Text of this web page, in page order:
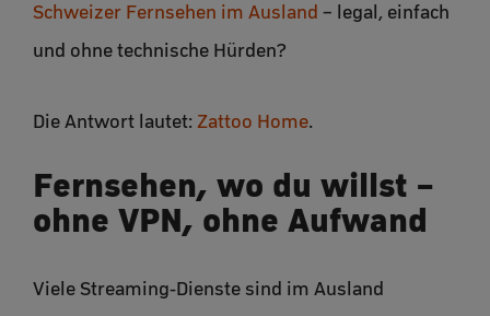
Schweizer Fernsehen im Ausland – legal, einfach
und ohne technische Hürden?
Die Antwort lautet: Zattoo Home.
Fernsehen, wo du willst –
ohne VPN, ohne Aufwand
Viele Streaming-Dienste sind im Ausland